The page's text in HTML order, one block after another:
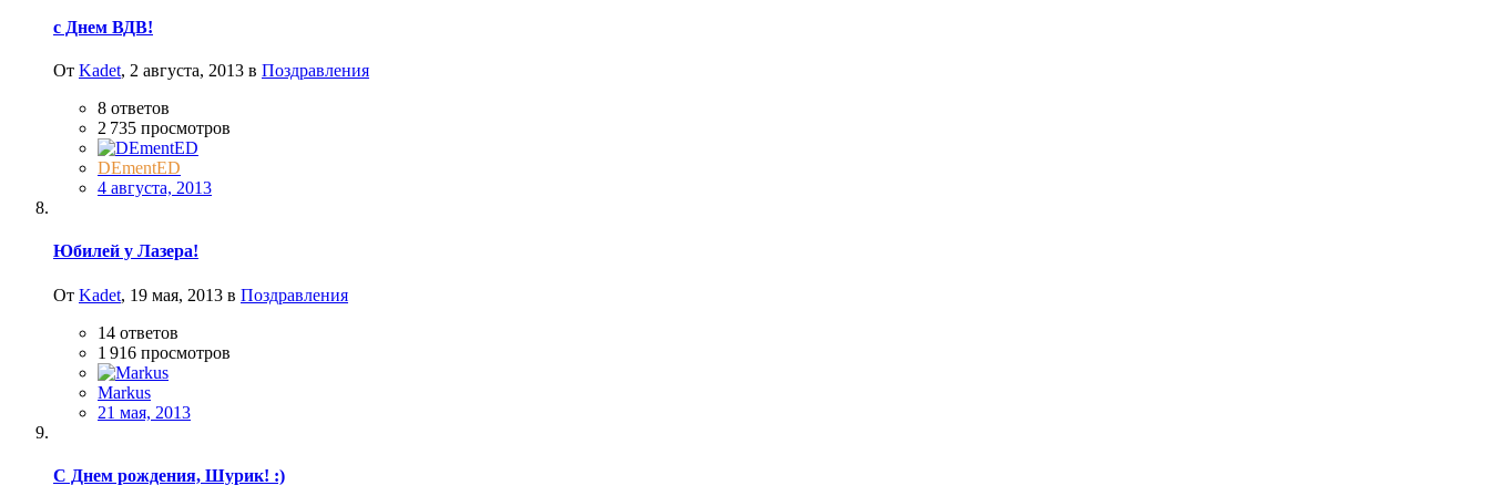
с Днем ВДВ!
От Kadet, 2 августа, 2013 в Поздравления
8 ответов
2 735 просмотров
DEmentED
4 августа, 2013
Юбилей у Лазера!
От Kadet, 19 мая, 2013 в Поздравления
14 ответов
1 916 просмотров
Markus
21 мая, 2013
С Днем рождения, Шурик! :)